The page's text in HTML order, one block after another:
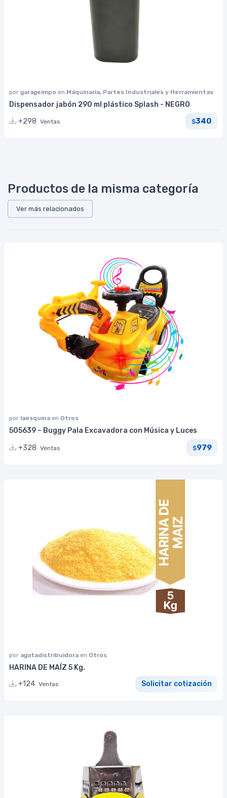
por garageimpo en Máquinaria, Partes Industriales y Herramientas
Dispensador jabón 290 ml plástico Splash - NEGRO
+298 Ventas $340
Productos de la misma categoría
Ver más relacionados
por laesquina en Otros
505639 – Buggy Pala Excavadora con Música y Luces
+328 Ventas $979
por agatadistribuidora en Otros
HARINA DE MAÍZ 5 Kg.
+124 Ventas Solicitar cotización